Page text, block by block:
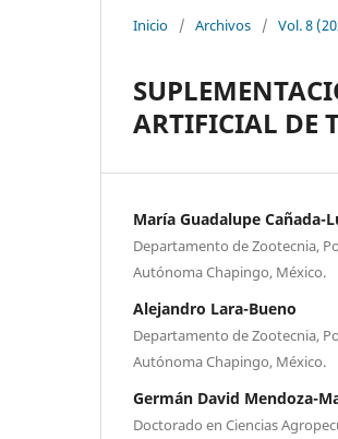
Inicio / Archivos / Vol. 8
ARTIFICIAL DE
María Guadalupe Cañada-
Departamento de Zootecnia,
Autónoma Chapingo, México.
Alejandro Lara-Bueno
Departamento de Zootecnia,
Autónoma Chapingo, México.
Germán David Mendoza-
Doctorado en Ciencias